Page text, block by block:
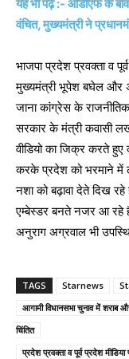
यह भी पढ़े :- ओडीएफ के
वंचित, मुख्यमंत्री ने
भाजपा प्रदेश प्रवक्ता व
मुख्यमंत्री भूपेश बघेल और
जाना कांग्रेस के
सरकार के मंत्री कवासी
वीडियो का जिक्र करते
करके प्रदेश को भरमाने में
नशा को बढ़ावा देते दिख
एम्बेस्डर बनते नजर आ रहे
अनुराग अग्रवाल भी
TAGS Starnews
आगामी विधानसभा चुनाव में
चिंतित
प्रदेश प्रवक्ता व पूर्व प्रदेश मीडिया